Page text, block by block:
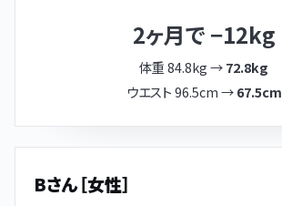
2ヶ月で −12kg
体重 84.8kg →72.8kg
ウエスト 96.5cm →67.5cm
Bさん［女性］